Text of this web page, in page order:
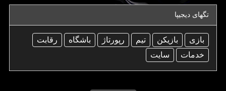
تگهای دیجیپا
بازی بازیكن تیم رپورتاژ باشگاه
رقابت
خدمات
سایت